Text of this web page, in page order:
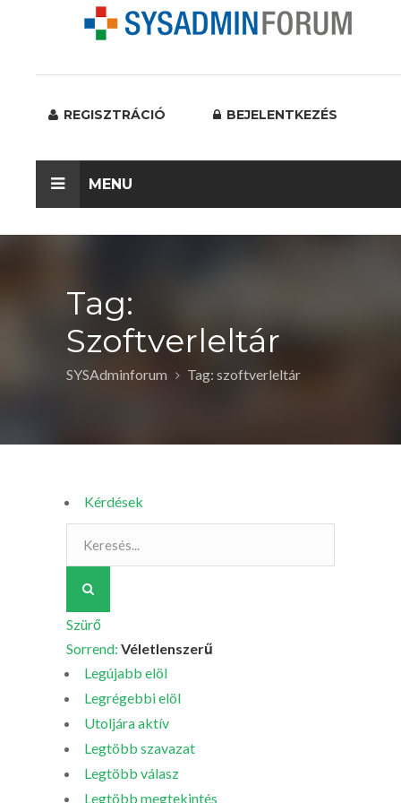
REGISZTRÁCIÓ BEJELENTKEZÉS
MENU
Tag:
Szoftverleltár
SYSAdminforum Tag: szoftverleltár
Kérdések
Szürő
Sorrend: Véletlenszerű
Legújabb elöl
Legrégebbi elöl
Utoljára aktív
Legtöbb szavazat
Legtöbb válasz
Legtöbb megtekintés